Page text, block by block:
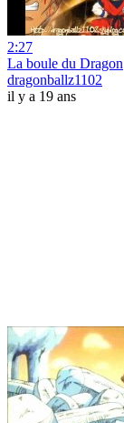
2:27
La boule du Dragon
dragonballz1102
il y a 19 ans